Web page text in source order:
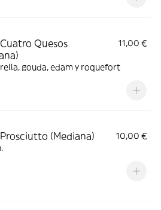
Quesos
11,00 €
gouda, edam y roquefort
(Mediana)
10,00 €